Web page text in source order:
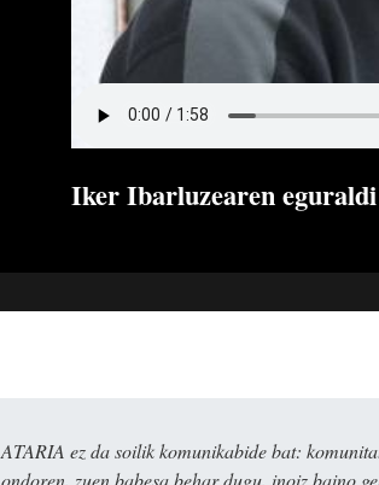
Iker Ibarluzearen
ATARIA ez da soilik komunikabide bat:
ondoren, zuen babesa behar dugu, inoiz baino